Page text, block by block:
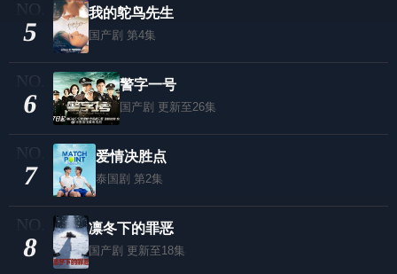
5
我的鸵鸟先生
国产剧 第4集
6
警字一号
国产剧 更新至26集
7
爱情决胜点
泰国剧 第2集
8
凛冬下的罪恶
国产剧 更新至18集